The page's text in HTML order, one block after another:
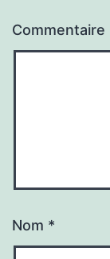
Commentaire
Nom *